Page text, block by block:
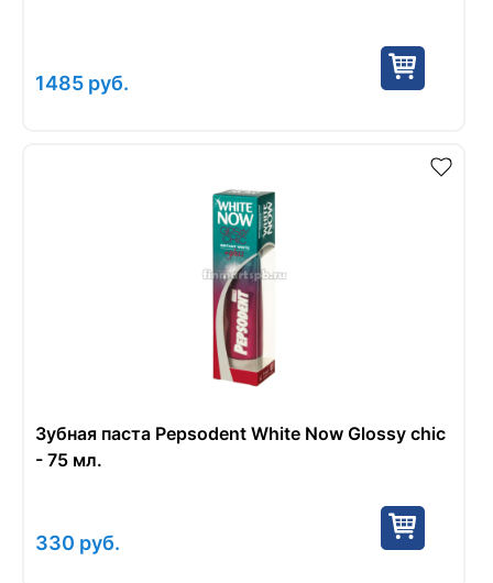
1485 руб.
Зубная паста Pepsodent White Now Glossy chic
- 75 мл.
330 руб.